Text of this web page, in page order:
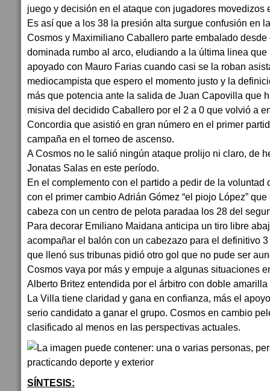
juego y decisión en el ataque con jugadores movedizos
Es así que a los 38 la presión alta surgue confusión en
Cosmos y Maximiliano Caballero parte embalado
dominada rumbo al arco, eludiando a la última linea
apoyado con Mauro Farias cuando casi se la roban
mediocampista que espero el momento justo y la
más que potencia ante la salida de Juan Capovilla que
misiva del decidido Caballero por el 2 a 0 que volvió a
Concordia que asistió en gran número en el primer
campaña en el torneo de ascenso.
A Cosmos no le salió ningún ataque prolijo ni claro, de
Jonatas Salas en este período.
En el complemento con el partido a pedir de la voluntad
con el primer cambio Adrián Gómez “el piojo López”
cabeza con un centro de pelota paradaa los 28 del
Para decorar Emiliano Maidana anticipa un tiro libre
acompañar el balón con un cabezazo para el definitivo
que llenó sus tribunas pidió otro gol que no pude ser
Cosmos vaya por más y empuje a algunas situaciones
Alberto Britez entendida por el árbitro con doble
La Villa tiene claridad y gana en confianza, más el
serio candidato a ganar el grupo. Cosmos en cambio
clasificado al menos en las perspectivas actuales.
SÍNTESIS: